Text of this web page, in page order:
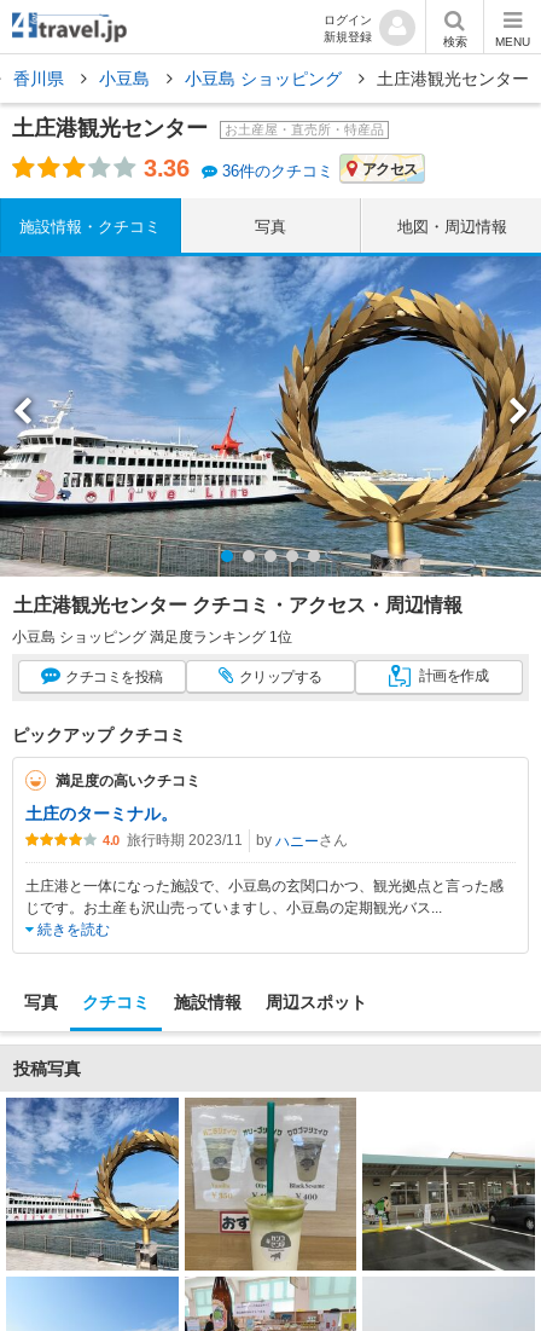
ログイン
新規登録
検索 MENU
香川県 小豆島 小豆島 ショッピング 土庄港観光センター
土庄港観光センター お土産屋・直売所・特産品
3.36 36件のクチコミ アクセス
施設情報・クチコミ 写真 地図・周辺情報
土庄港観光センター クチコミ・アクセス・周辺情報
小豆島 ショッピング 満足度ランキング 1位
クチコミ を投稿 クリップする 計画を作成
ピックアップ クチコミ
満足度の高いクチコミ
土庄のターミナル。
4.0 旅行時期 2023/11 by ハニーさん
土庄港と一体になった施設で、小豆島の玄関口かつ、観光拠点と言った感
じです。お土産も沢山売っていますし、小豆島の定期観光バス...
続きを読む
写真 クチコミ 施設情報 周辺スポット
投稿写真